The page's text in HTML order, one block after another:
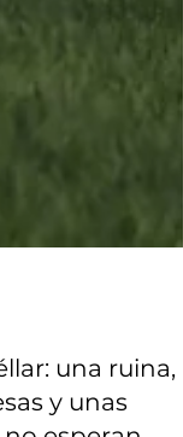
una ruina,